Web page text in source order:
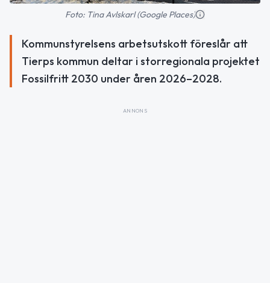
Foto: Tina Avlskarl (Google Places)
Kommunstyrelsens arbetsutskott föreslår att
Tierps kommun deltar i storregionala projektet
Fossilfritt 2030 under åren 2026–2028.
ANNONS